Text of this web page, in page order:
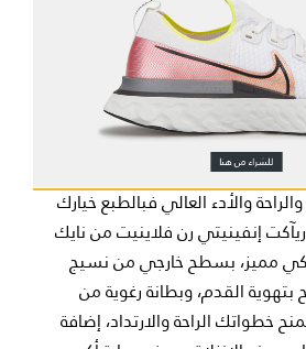
والأدء العالي فبالطبع خيارك
إنفينيتي رن فلاينيت من نايك
مميز، بسطح خارجي من نسيج
القدم، وبطانة رغوية من
خطواتك الراحة والارتداد، إضافة